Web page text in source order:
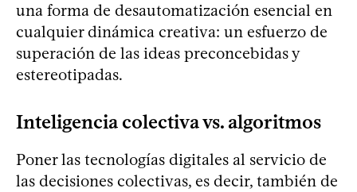
una forma de desautomatización esencial en
cualquier dinámica creativa: un esfuerzo de
superación de las ideas preconcebidas y
estereotipadas.
Inteligencia colectiva vs. algoritmos
Poner las tecnologías digitales al servicio de
las decisiones colectivas, es decir, también de